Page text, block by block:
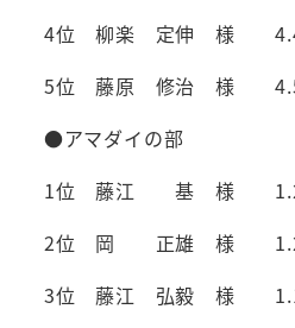
4位 柳楽 定伸 様
5位 藤原 修治 様
●アマダイの部
1位 藤江 基 様
2位 岡 正雄 様
3位 藤江 弘毅 様